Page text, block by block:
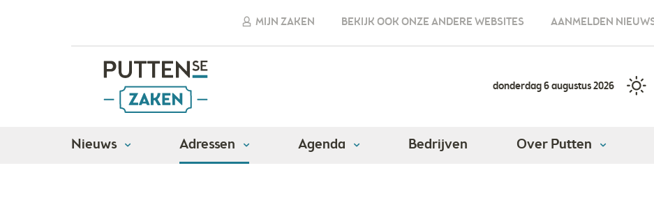
MIJN ZAKEN BEKIJK OOK ONZE ANDERE WEBSITES AANMELDEN
donderdag 6 augustus 2026
Nieuws Adressen Agenda Bedrijven Over Putten